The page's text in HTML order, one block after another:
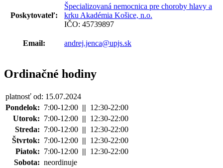
Poskytovateľ:
Špecializovaná nemocnica pre choroby hlavy a
krku Akadémia Košice, n.o.
IČO: 45739897
Email: andrej.jenca@upjs.sk
Ordinačné hodiny
platnosť od: 15.07.2024
Pondelok: 7:00-12:00 || 12:30-22:00
Utorok: 7:00-12:00 || 12:30-22:00
Streda: 7:00-12:00 || 12:30-22:00
Štvrtok: 7:00-12:00 || 12:30-22:00
Piatok: 7:00-12:00 || 12:30-22:00
Sobota: neordinuje